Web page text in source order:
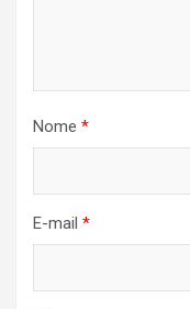
Nome *
E-mail *